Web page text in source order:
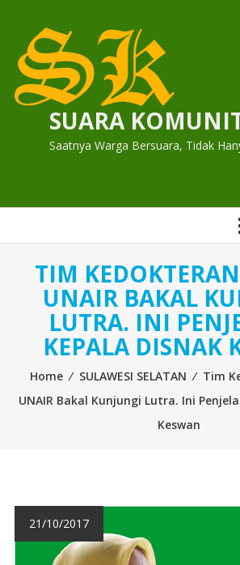
content
SUARA
Saatnya Warga Bersuara, Tidak
TIM
UNAIR BAKAL
LUTRA. INI
KEPALA DISNAK
Home ⁄ SULAWESI SELATAN ⁄ Tim
UNAIR Bakal Kunjungi Lutra. Ini
Keswan
21/10/2017